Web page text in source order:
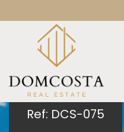
Ref: DCS-075